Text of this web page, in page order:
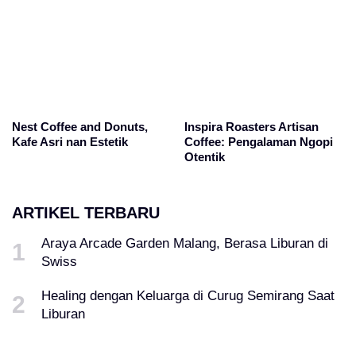
Nest Coffee and Donuts,
Kafe Asri nan Estetik
Inspira Roasters Artisan
Coffee: Pengalaman Ngopi
Otentik
ARTIKEL TERBARU
Araya Arcade Garden Malang, Berasa Liburan di
Swiss
Healing dengan Keluarga di Curug Semirang Saat
Liburan